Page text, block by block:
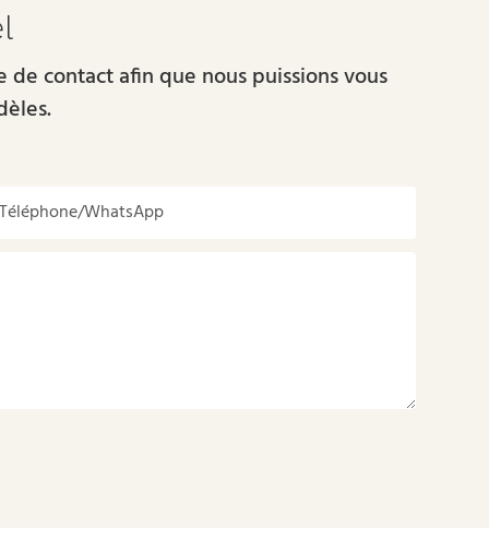
contact afin que nous puissions vous
Téléphone/WhatsApp